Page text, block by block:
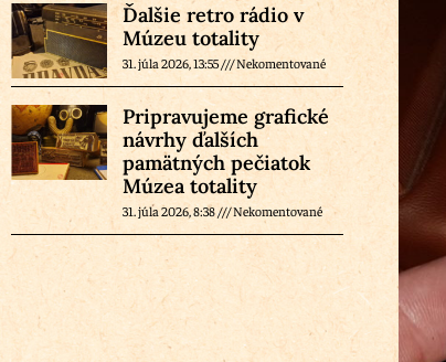
Ďalšie retro rádio v
Múzeu totality
31. júla 2026, 13:55 Nekomentované
Pripravujeme grafické
návrhy ďalších
pamätných pečiatok
Múzea totality
31. júla 2026, 8:38 Nekomentované